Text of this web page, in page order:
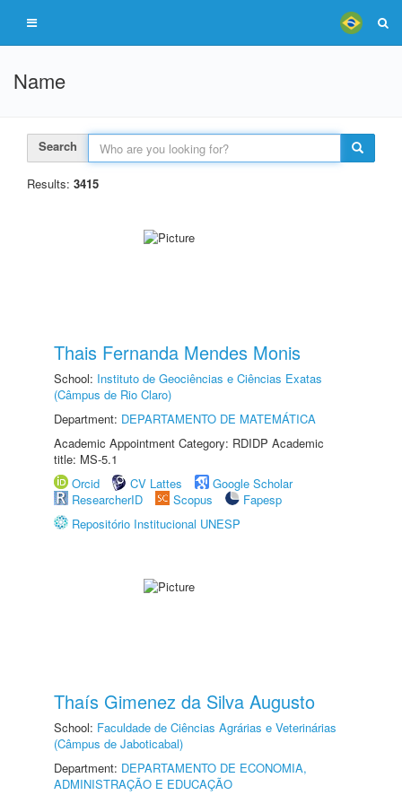
Name
Search
Results: 3415
Thais Fernanda Mendes Monis
School: Instituto de Geociências e Ciências Exatas
(Câmpus de Rio Claro)
Department: DEPARTAMENTO DE MATEMÁTICA
Academic Appointment Category: RDIDP Academic
title: MS-5.1
Orcid
CV Lattes
Google Scholar
ResearcherID
Scopus
Fapesp
Repositório Institucional UNESP
Thaís Gimenez da Silva Augusto
School: Faculdade de Ciências Agrárias e Veterinárias
(Câmpus de Jaboticabal)
Department: DEPARTAMENTO DE ECONOMIA,
ADMINISTRAÇÃO E EDUCAÇÃO